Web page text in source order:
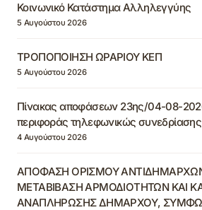
Κοινωνικό Κατάστημα Αλληλεγγύης
5 Αυγούστου 2026
ΤΡΟΠΟΠΟΙΗΣΗ ΩΡΑΡΙΟΥ ΚΕΠ
5 Αυγούστου 2026
Πίνακας αποφάσεων 23ης/04-08-
περιφοράς τηλεφωνικώς
4 Αυγούστου 2026
ΑΠΟΦΑΣΗ ΟΡΙΣΜΟΥ
ΜΕΤΑΒΙΒΑΣΗ ΑΡΜΟΔΙΟΤΗΤΩΝ ΚΑΙ
ΑΝΑΠΛΗΡΩΣΗΣ ΔΗΜΑΡΧΟΥ,